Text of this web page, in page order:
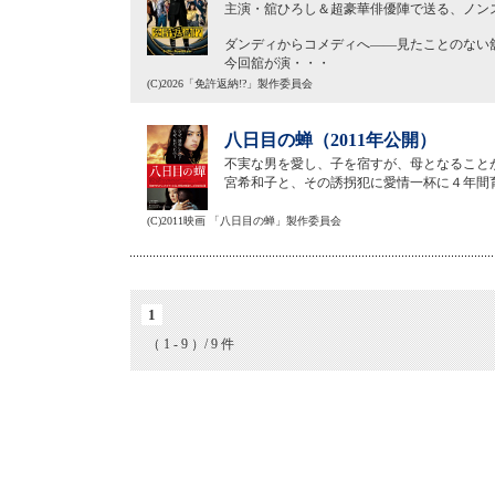
主演・舘ひろし＆超豪華俳優陣で送る、ノ
ダンディからコメディへ——見たことのない
今回舘が演・・・
(C)2026「免許返納!?」製作委員会
八日目の蝉（2011年公開）
不実な男を愛し、子を宿すが、母となるこ
宮希和子と、その誘拐犯に愛情一杯に４年
(C)2011映画 「八日目の蝉」製作委員会
1
（ 1 - 9 ）/ 9 件